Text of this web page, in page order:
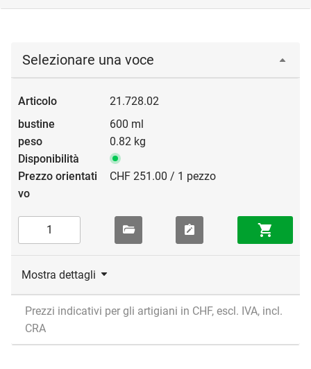
Selezionare una voce
21.728.02
600 ml
0.82 kg
CHF 251.00 / 1 pezzo
Mostra dettagli
Prezzi indicativi per gli artigiani in CHF, escl. IVA, incl.
CRA